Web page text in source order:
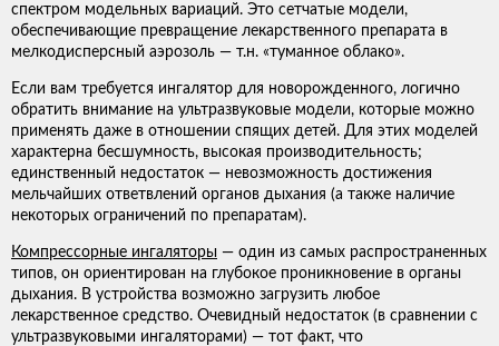
спектром модельных вариаций. Это сетчатые модели,
обеспечивающие превращение лекарственного препарата в
мелкодисперсный аэрозоль — т.н. «туманное облако».
Если вам требуется ингалятор для новорожденного, логично
обратить внимание на ультразвуковые модели, которые можно
применять даже в отношении спящих детей. Для этих моделей
характерна бесшумность, высокая производительность;
единственный недостаток — невозможность достижения
мельчайших ответвлений органов дыхания (а также наличие
некоторых ограничений по препаратам).
Компрессорные ингаляторы — один из самых распространенных
типов, он ориентирован на глубокое проникновение в органы
дыхания. В устройства возможно загрузить любое
лекарственное средство. Очевидный недостаток (в сравнении с
ультразвуковыми ингаляторами) — тот факт, что